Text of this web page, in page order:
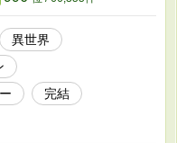
のだった。 ──しかし。
、ゆっくりと、狂ってい
異世界
完結